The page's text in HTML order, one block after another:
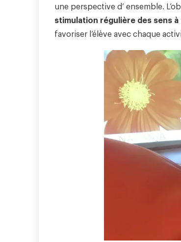
une perspective d’ ensemble.
stimulation régulière des sens
favoriser l’élève avec chaque